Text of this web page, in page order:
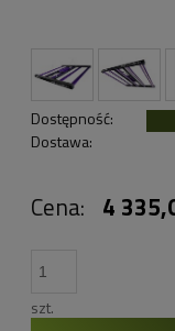
Dostępność:
Dostawa:
Cena nie zawiera
Cena: 4
szt.